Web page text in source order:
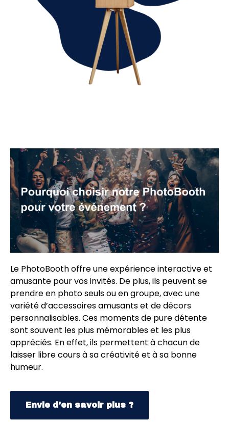
Le PhotoBooth offre une expérience interactive et
amusante pour vos invités. De plus, ils peuvent se
prendre en photo seuls ou en groupe, avec une
variété d’accessoires amusants et de décors
personnalisables. Ces moments de pure détente
sont souvent les plus mémorables et les plus
appréciés. En effet, ils permettent à chacun de
laisser libre cours à sa créativité et à sa bonne
humeur.
Envie d'en savoir plus ?